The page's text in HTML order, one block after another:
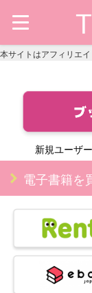
本サイトはアフィリエ
新規ユーザ
電子書籍を